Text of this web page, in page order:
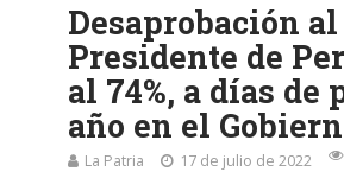
Desaprobación al
Presidente de
al 74%, a días de
año en el
La Patria 17 de julio de 2022